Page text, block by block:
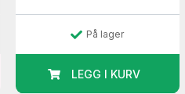
På lager
LEGG I KURV